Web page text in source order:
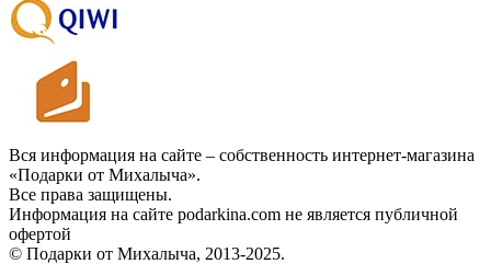
Вся информация на сайте – собственность интернет-магазина
«Подарки от Михалыча».
Все права защищены.
Информация на сайте podarkina.com не является публичной
офертой
© Подарки от Михалыча, 2013-2025.